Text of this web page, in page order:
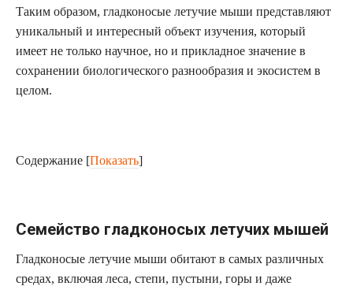
Таким образом, гладконосые летучие мыши представляют
уникальный и интересный объект изучения, который
имеет не только научное, но и прикладное значение в
сохранении биологического разнообразия и экосистем в
целом.
Содержание [Показать]
Семейство гладконосых летучих мышей
Гладконосые летучие мыши обитают в самых различных
средах, включая леса, степи, пустыни, горы и даже